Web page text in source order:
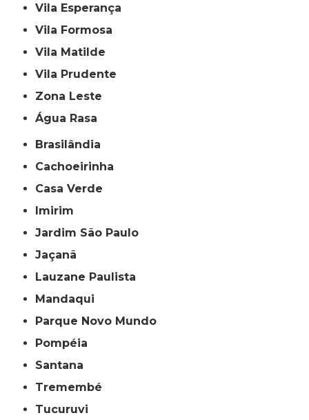
Vila Esperança
Vila Formosa
Vila Matilde
Vila Prudente
Zona Leste
Água Rasa
Brasilândia
Cachoeirinha
Casa Verde
Imirim
Jardim São Paulo
Jaçanã
Lauzane Paulista
Mandaqui
Parque Novo Mundo
Pompéia
Santana
Tremembé
Tucuruvi